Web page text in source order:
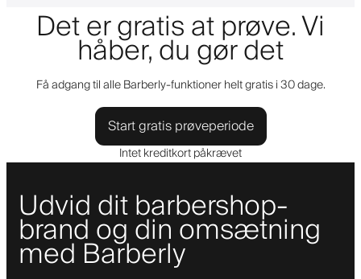
Det er gratis at prøve. Vi
håber, du gør det
Få adgang til alle Barberly-funktioner helt gratis i 30 dage.
Start gratis prøveperiode
Intet kreditkort påkrævet
Udvid dit barbershop-
brand og din omsætning
med Barberly